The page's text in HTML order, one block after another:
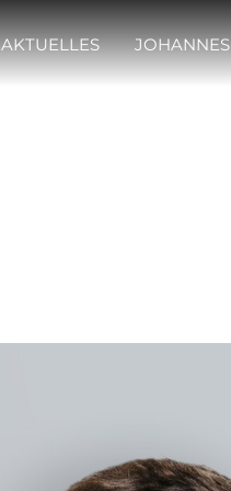
AKTUELLES JOHANNES